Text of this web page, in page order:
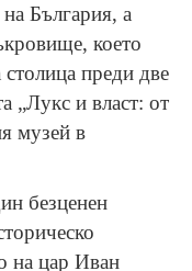
България, а
което
столица преди две
„Лукс и власт: от
музей в
безценен
на цар Иван